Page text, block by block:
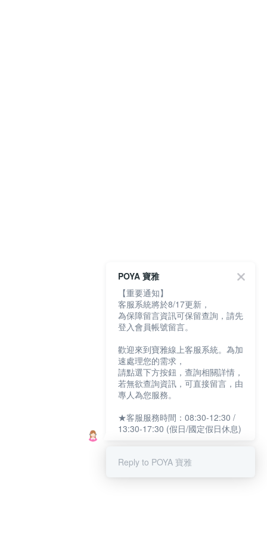
POYA 寶雅
【重要通知】
客服系統將於8/17更新，
為保障留言資訊可保留查詢，請先
登入會員帳號留言。
歡迎來到寶雅線上客服系統。為加
速處理您的需求，
請點選下方按鈕，查詢相關詳情，
若無欲查詢資訊，可直接留言，由
專人為您服務。
★客服服務時間：08:30-12:30 /
13:30-17:30 (假日/國定假日休息)
Reply to POYA 寶雅